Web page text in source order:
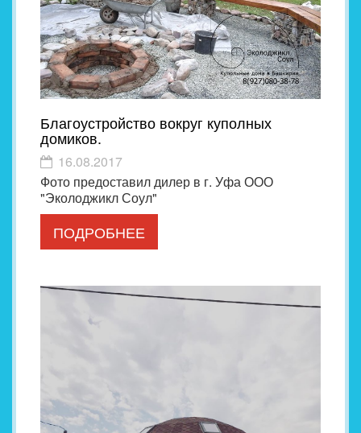
Благоустройство вокруг куполных
домиков.
16.08.2017
Фото предоставил дилер в г. Уфа ООО
"Эколоджикл Соул"
ПОДРОБНЕЕ